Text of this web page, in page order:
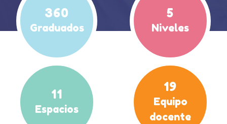
360
Graduados
5
Niveles
11
Espacios
19
Equipo
docente